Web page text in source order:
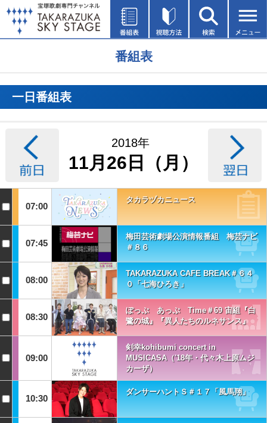
番組表
一日番組表
2018年
11月26日（月）
07:00
タカラヅカニュース
07:45
梅田芸術劇場公演情報番組 梅芸ナビ
＃８６
08:00
TAKARAZUKA CAFE BREAK＃６４
０「七海ひろき」
08:30
ぽっぷ あっぷ Time＃69 宙組『白
鷺の城』『異人たちのルネサンス』
09:00
剣幸kohibumi concert in
MUSICASA（'18年・代々木上原ムジ
カーザ）
10:30
ダンサーハントＳ＃１７「風馬翔」